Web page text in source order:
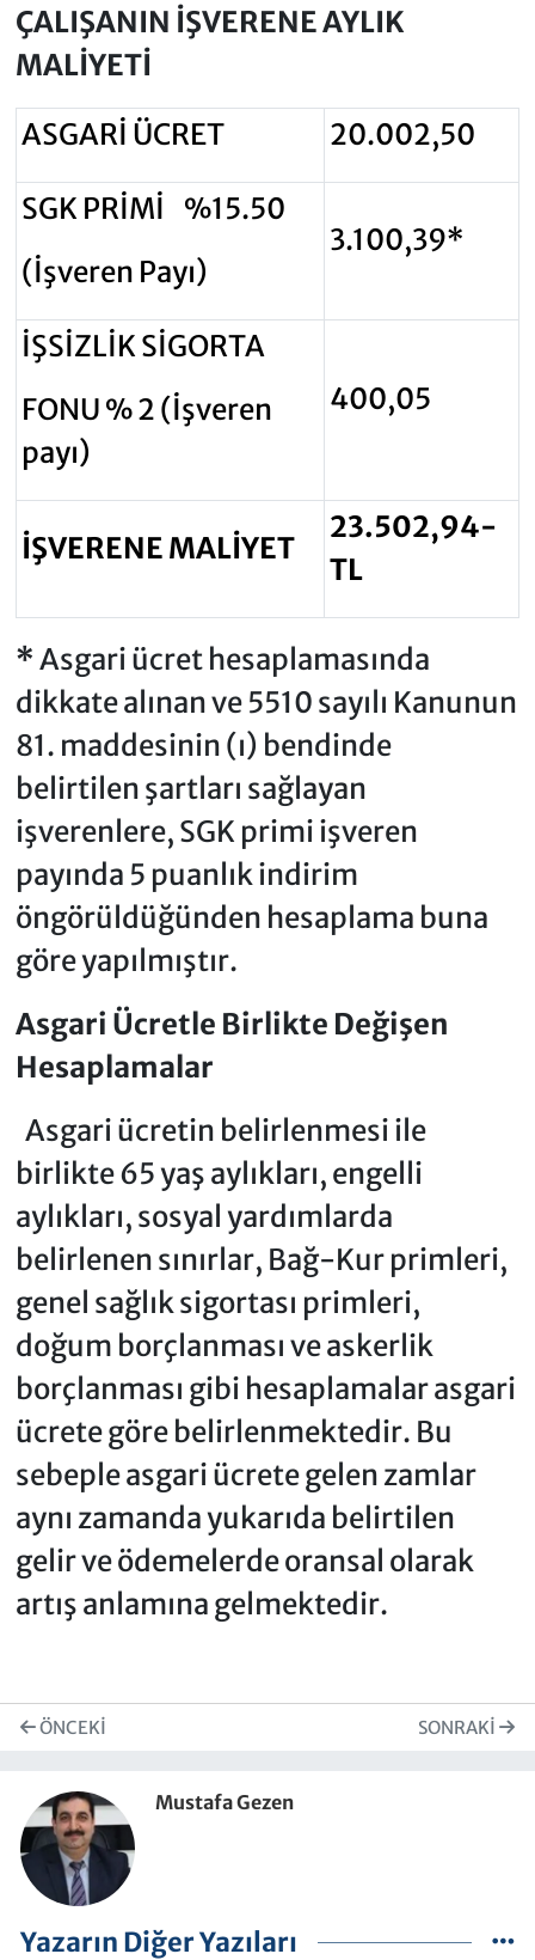
ÇALIŞANIN İŞVERENE AYLIK
MALİYETİ
ASGARİ ÜCRET
20.002,50
SGK PRİMİ %15.50
(İşveren Payı)
3.100,39*
İŞSİZLİK SİGORTA
FONU % 2 (İşveren
payı)
400,05
İŞVERENE MALİYET
23.502,94-
TL
*Asgari ücret hesaplamasında
dikkate alınan ve 5510 sayılı Kanunun
81. maddesinin (ı) bendinde
belirtilen şartları sağlayan
işverenlere, SGK primi işveren
payında 5 puanlık indirim
öngörüldüğünden hesaplama buna
göre yapılmıştır.
Asgari Ücretle Birlikte Değişen
Hesaplamalar
Asgari ücretin belirlenmesi ile
birlikte 65 yaş aylıkları, engelli
aylıkları, sosyal yardımlarda
belirlenen sınırlar, Bağ-Kur primleri,
genel sağlık sigortası primleri,
doğum borçlanması ve askerlik
borçlanması gibi hesaplamalar asgari
ücrete göre belirlenmektedir. Bu
sebeple asgari ücrete gelen zamlar
aynı zamanda yukarıda belirtilen
gelir ve ödemelerde oransal olarak
artış anlamına gelmektedir.
ÖNCEKI SONRAKI
Mustafa Gezen
Yazarın Diğer Yazıları